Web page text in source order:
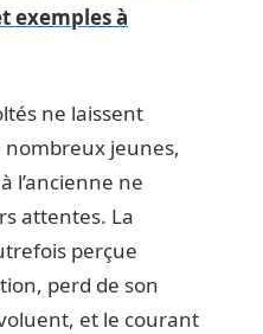
exemples à
ne laissent
jeunes,
l’ancienne ne
attentes. La
perçue
perd de son
et le courant